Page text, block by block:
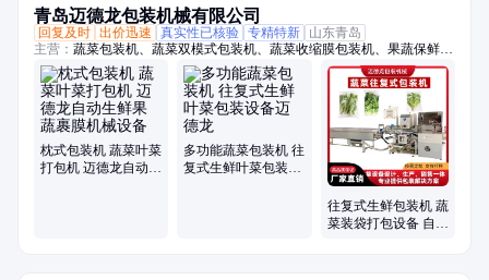
青岛迈德龙包装机械有限公司
回复及时 出价迅速 真实性已核验 专精特新
山东青岛
主营： 蔬菜包装机、蔬菜双模式包装机、蔬菜收缩膜包装机、果蔬保鲜膜
包装机、托盒果蔬包装机、生鲜包装机、保鲜包装机、蔬菜高速包装机、
称重贴标机、冬瓜定量切片机
枕式包装机 蔬菜叶菜
打包机 迈德龙自动生
多功能蔬菜包装机 往
复式生鲜叶菜包装设
往复式生鲜包装机 蔬
菜装袋打包设备 自动